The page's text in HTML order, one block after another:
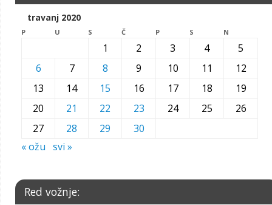
travanj 2020
P U S Č P S N
1 2 3 4
5
6
7 8 9 10 11
12
13
14 15 16 17 18
19
20
21 22 23 24 25
26
27
28 29
30
« ožu svi »
Red vožnje: